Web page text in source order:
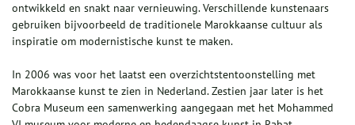
ontwikkeld en snakt naar vernieuwing. Verschillende kunstenaars
gebruiken bijvoorbeeld de traditionele Marokkaanse cultuur als
inspiratie om modernistische kunst te maken.
In 2006 was voor het laatst een overzichtstentoonstelling met
Marokkaanse kunst te zien in Nederland. Zestien jaar later is het
Cobra Museum een samenwerking aangegaan met het Mohammed